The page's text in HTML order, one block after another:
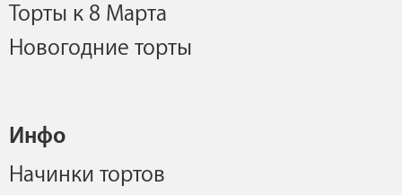
Торты к 8 Марта
Новогодние торты
Инфо
Начинки тортов